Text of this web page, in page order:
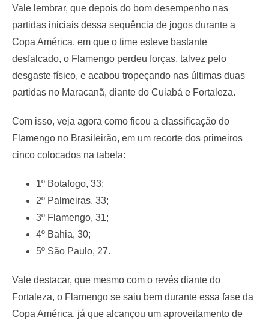
Vale lembrar, que depois do bom desempenho nas
partidas iniciais dessa sequência de jogos durante a
Copa América, em que o time esteve bastante
desfalcado, o Flamengo perdeu forças, talvez pelo
desgaste físico, e acabou tropeçando nas últimas duas
partidas no Maracanã, diante do Cuiabá e Fortaleza.
Com isso, veja agora como ficou a classificação do
Flamengo no Brasileirão, em um recorte dos primeiros
cinco colocados na tabela:
1º Botafogo, 33;
2º Palmeiras, 33;
3º Flamengo, 31;
4º Bahia, 30;
5º São Paulo, 27.
Vale destacar, que mesmo com o revés diante do
Fortaleza, o Flamengo se saiu bem durante essa fase da
Copa América, já que alcançou um aproveitamento de